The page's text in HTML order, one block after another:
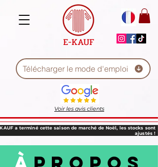
a terminé cette saison de marché de Noël, les stocks sont
ajustés !
E-KAUF
Voir les avis clients
Télécharger le mode d'emploi